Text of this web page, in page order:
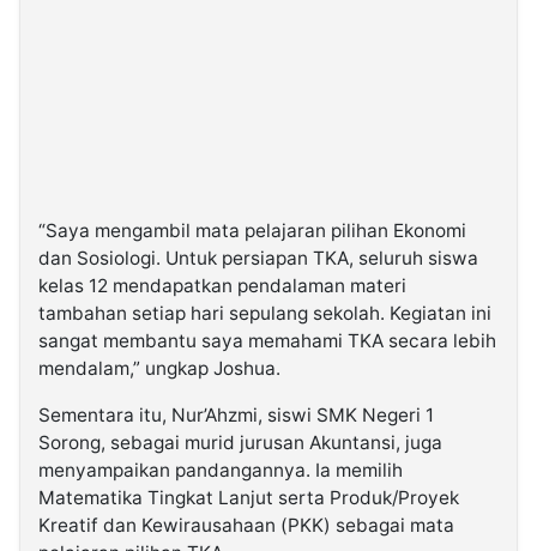
“Saya mengambil mata pelajaran pilihan Ekonomi
dan Sosiologi. Untuk persiapan TKA, seluruh siswa
kelas 12 mendapatkan pendalaman materi
tambahan setiap hari sepulang sekolah. Kegiatan ini
sangat membantu saya memahami TKA secara lebih
mendalam,” ungkap Joshua.
Sementara itu, Nur’Ahzmi, siswi SMK Negeri 1
Sorong, sebagai murid jurusan Akuntansi, juga
menyampaikan pandangannya. Ia memilih
Matematika Tingkat Lanjut serta Produk/Proyek
Kreatif dan Kewirausahaan (PKK) sebagai mata